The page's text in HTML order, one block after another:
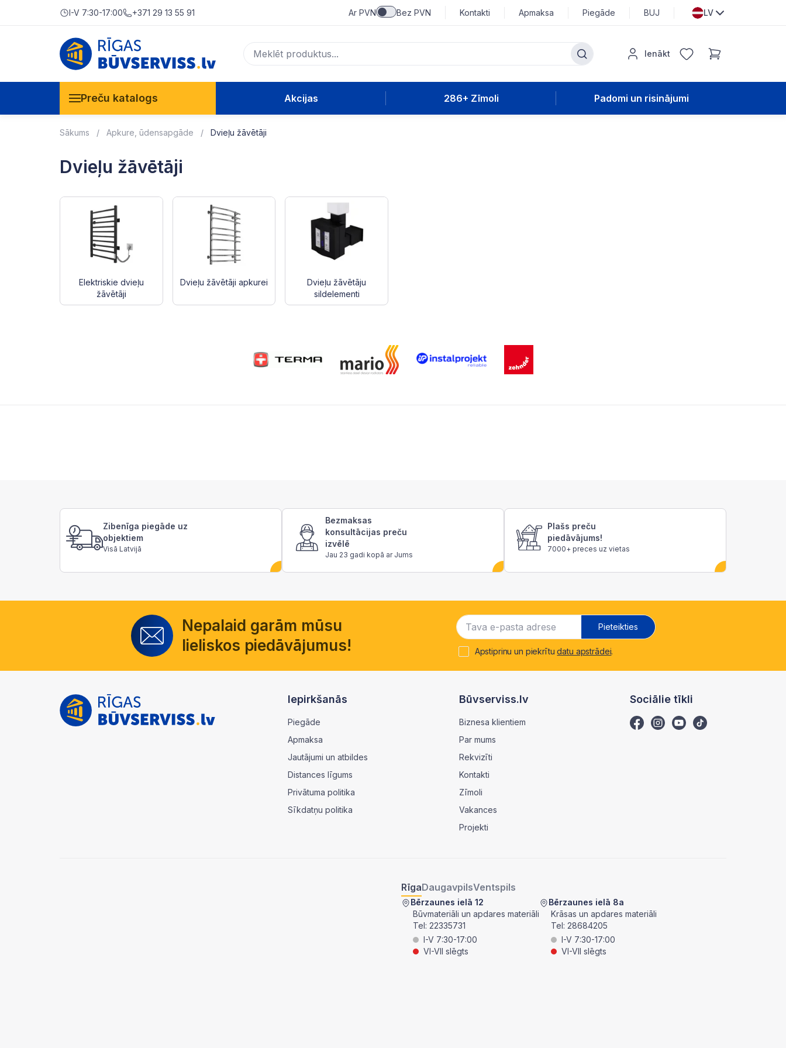
I-V 7:30-17:00 +371 29 13 55 91 Ar PVN Bez PVN Kontakti Apmaksa Piegāde BUJ LV
Ienākt
Preču katalogs Akcijas 286+ Zīmoli Padomi un risinājumi
Sākums Apkure, ūdensapgāde Dvieļu žāvētāji
Dvieļu žāvētāji
Elektriskie dvieļu
žāvētāji
Dvieļu žāvētāji apkurei
Dvieļu žāvētāju
sildelementi
Zibenīga piegāde uz
objektiem
Visā Latvijā
Bezmaksas
konsultācijas preču
izvēlē
Jau 23 gadi kopā ar Jums
Plašs preču
piedāvājums!
7000+ preces uz vietas
Nepalaid garām mūsu
lieliskos piedāvājumus!
Pieteikties
Apstiprinu un piekrītudatu apstrādei.
Iepirkšanās
Piegāde
Apmaksa
Jautājumi un atbildes
Distances līgums
Privātuma politika
Sīkdatņu politika
Būvserviss.lv
Biznesa klientiem
Par mums
Rekvizīti
Kontakti
Zīmoli
Vakances
Projekti
Sociālie tīkli
RīgaDaugavpilsVentspils
Bērzaunes ielā 12
Būvmateriāli un apdares materiāli
Tel: 22335731
I-V 7:30-17:00
VI-VII slēgts
Bērzaunes ielā 8a
Krāsas un apdares materiāli
Tel: 28684205
I-V 7:30-17:00
VI-VII slēgts